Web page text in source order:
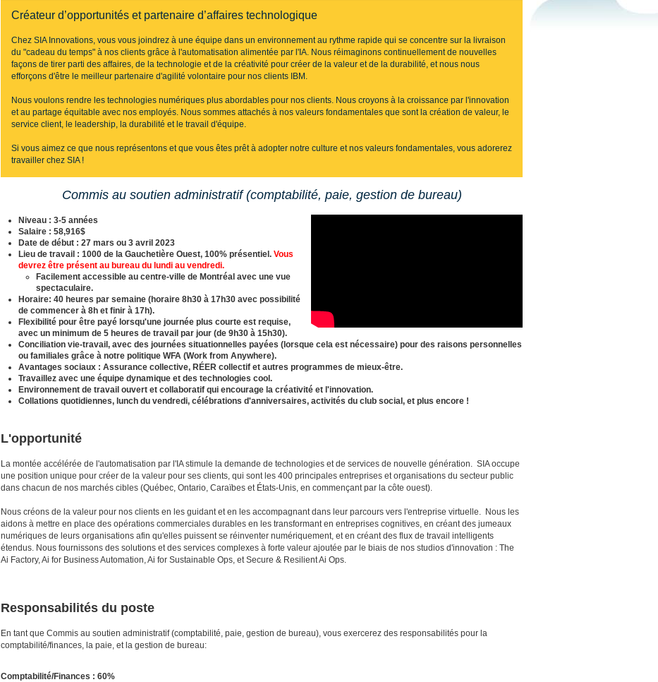
Créateur d’opportunités et partenaire d’affaires technologique
Chez SIA Innovations, vous vous joindrez à une équipe dans un environnement au rythme rapide qui se concentre sur la livraison
du "cadeau du temps" à nos clients grâce à l'automatisation alimentée par l'IA. Nous réimaginons continuellement de nouvelles
façons de tirer parti des affaires, de la technologie et de la créativité pour créer de la valeur et de la durabilité, et nous nous
efforçons d'être le meilleur partenaire d'agilité volontaire pour nos clients IBM.
Nous voulons rendre les technologies numériques plus abordables pour nos clients. Nous croyons à la croissance par l'innovation
et au partage équitable avec nos employés. Nous sommes attachés à nos valeurs fondamentales que sont la création de valeur, le
service client, le leadership, la durabilité et le travail d'équipe.
Si vous aimez ce que nous représentons et que vous êtes prêt à adopter notre culture et nos valeurs fondamentales, vous adorerez
travailler chez SIA !
Commis au soutien administratif (comptabilité, paie, gestion de bureau)
Niveau : 3-5 années
Salaire : 58,916$
Date de début : 27 mars ou 3 avril 2023
Lieu de travail : 1000 de la Gauchetière Ouest, 100% présentiel. Vous
devrez être présent au bureau du lundi au vendredi.
Facilement accessible au centre-ville de Montréal avec une vue
spectaculaire.
Horaire: 40 heures par semaine (horaire 8h30 à 17h30 avec possibilité
de commencer à 8h et finir à 17h).
Flexibilité pour être payé lorsqu'une journée plus courte est requise,
avec un minimum de 5 heures de travail par jour (de 9h30 à 15h30).
Conciliation vie-travail, avec des journées situationnelles payées (lorsque cela est nécessaire) pour des raisons personnelles
ou familiales grâce à notre politique WFA (Work from Anywhere).
Avantages sociaux : Assurance collective, RÉER collectif et autres programmes de mieux-être.
Travaillez avec une équipe dynamique et des technologies cool.
Environnement de travail ouvert et collaboratif qui encourage la créativité et l'innovation.
Collations quotidiennes, lunch du vendredi, célébrations d'anniversaires, activités du club social, et plus encore !
L'opportunité
La montée accélérée de l'automatisation par l'IA stimule la demande de technologies et de services de nouvelle génération. SIA occupe
une position unique pour créer de la valeur pour ses clients, qui sont les 400 principales entreprises et organisations du secteur public
dans chacun de nos marchés cibles (Québec, Ontario, Caraïbes et États-Unis, en commençant par la côte ouest).
Nous créons de la valeur pour nos clients en les guidant et en les accompagnant dans leur parcours vers l'entreprise virtuelle. Nous les
aidons à mettre en place des opérations commerciales durables en les transformant en entreprises cognitives, en créant des jumeaux
numériques de leurs organisations afin qu'elles puissent se réinventer numériquement, et en créant des flux de travail intelligents
étendus. Nous fournissons des solutions et des services complexes à forte valeur ajoutée par le biais de nos studios d'innovation : The
Ai Factory, Ai for Business Automation, Ai for Sustainable Ops, et Secure & Resilient Ai Ops.
Responsabilités du poste
En tant que Commis au soutien administratif (comptabilité, paie, gestion de bureau), vous exercerez des responsabilités pour la
comptabilité/finances, la paie, et la gestion de bureau:
Comptabilité/Finances : 60%